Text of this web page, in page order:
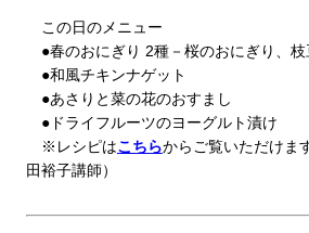
この日のメニュー
●春のおにぎり 2種－桜のおにぎり、枝
●和風チキンナゲット
●あさりと菜の花のおすまし
●ドライフルーツのヨーグルト漬け
※ レシピはこちらからご覧いただけま
田裕子講師）